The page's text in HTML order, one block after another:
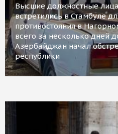
Высшие должностные
встретились в Стамбуле
противостояния в
всего за несколько дней
Азербайджан начал
республики